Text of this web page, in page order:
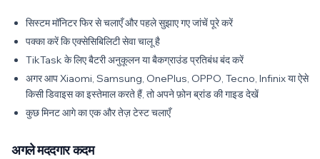
सिस्टम मॉनिटर फिर से चलाएँ और पहले सुझाए गए जांचें पूरे करें
पक्का करें कि एक्सेसिबिलिटी सेवा चालू है
TikTask के लिए बैटरी अनुकूलन या बैकग्राउंड प्रतिबंध बंद करें
अगर आप Xiaomi, Samsung, OnePlus, OPPO, Tecno, Infinix या ऐसे
किसी डिवाइस का इस्तेमाल करते हैं, तो अपने फ़ोन ब्रांड की गाइड देखें
कुछ मिनट आगे का एक और तेज़ टेस्ट चलाएँ
अगले मददगार कदम